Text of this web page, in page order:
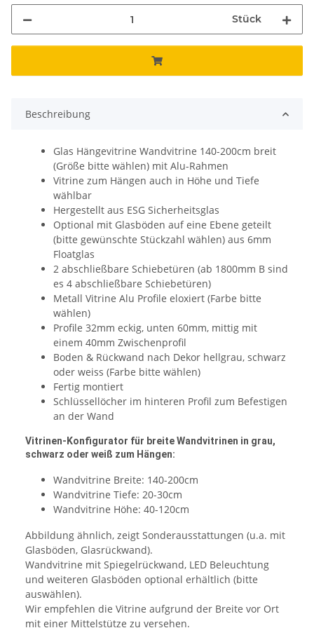
Stück
Beschreibung
Glas Hängevitrine Wandvitrine 140-200cm breit
(Größe bitte wählen) mit Alu-Rahmen
Vitrine zum Hängen auch in Höhe und Tiefe
wählbar
Hergestellt aus ESG Sicherheitsglas
Optional mit Glasböden auf eine Ebene geteilt
(bitte gewünschte Stückzahl wählen) aus 6mm
Floatglas
2 abschließbare Schiebetüren (ab 1800mm B sind
es 4 abschließbare Schiebetüren)
Metall Vitrine Alu Profile eloxiert (Farbe bitte
wählen)
Profile 32mm eckig, unten 60mm, mittig mit
einem 40mm Zwischenprofil
Boden & Rückwand nach Dekor hellgrau, schwarz
oder weiss (Farbe bitte wählen)
Fertig montiert
Schlüssellöcher im hinteren Profil zum Befestigen
an der Wand
Vitrinen-Konfigurator für breite Wandvitrinen in grau,
schwarz oder weiß zum Hängen:
Wandvitrine Breite: 140-200cm
Wandvitrine Tiefe: 20-30cm
Wandvitrine Höhe: 40-120cm
Abbildung ähnlich, zeigt Sonderausstattungen (u.a. mit
Glasböden, Glasrückwand).
Wandvitrine mit Spiegelrückwand, LED Beleuchtung
und weiteren Glasböden optional erhältlich (bitte
auswählen).
Wir empfehlen die Vitrine aufgrund der Breite vor Ort
mit einer Mittelstütze zu versehen.